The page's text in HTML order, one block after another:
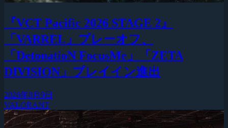
『VCT Pacific 2026 STAGE 2』
「VARREL」プレーオフ、
「DetonatioN FocusMe」「ZETA
DIVISION」プレイイン進出
2026年8月9日
VALORANT